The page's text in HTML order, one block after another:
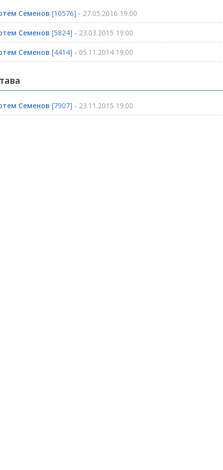
Семенов [10576] - 27.05.2016 19:00
Семенов [5824] - 23.03.2015 19:00
Семенов [4414] - 05.11.2014 19:00
Семенов [7907] - 23.11.2015 19:00